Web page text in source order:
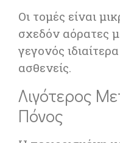
Οι τομές είναι
σχεδόν αόρατες
γεγονός
ασθενείς.
Λιγότερος
Πόνος